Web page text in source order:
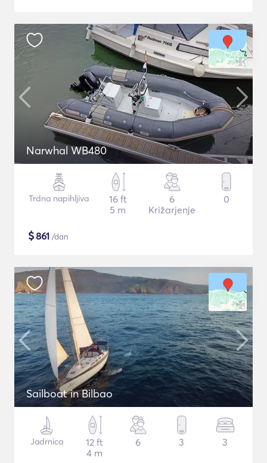
Narwhal WB480
Trdna napihljiva
16 ft
5 m
6
Križarjenje
0
$861 /dan
Sailboat in Bilbao
Jadrnica
12 ft
4 m
6 3 3